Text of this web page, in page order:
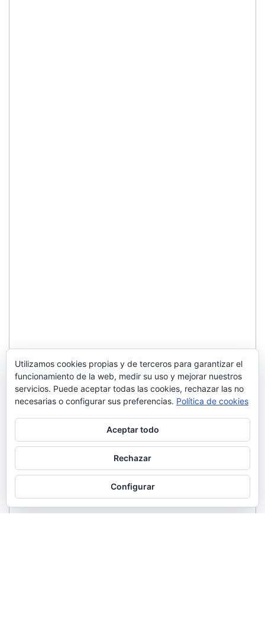
Utilizamos cookies propias y de terceros para garantizar el
funcionamiento de la web, medir su uso y mejorar nuestros
servicios. Puede aceptar todas las cookies, rechazar las no
necesarias o configurar sus preferencias. Política de cookies
Aceptar todo
Rechazar
Configurar